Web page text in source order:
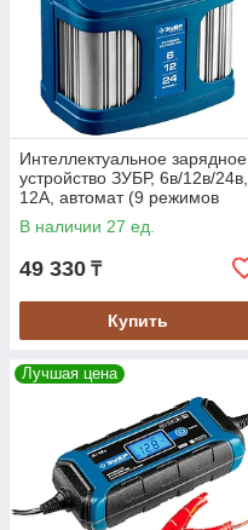
Интеллектуальное зарядное
устройство ЗУБР, 6в/12в/24в,
12A, автомат (9 режимов
заряда), IP65,серия
Проф(59305)
В наличии 27 ед.
49 330 ₸
Купить
Лучшая цена